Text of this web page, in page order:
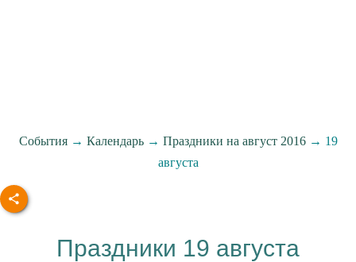
События→ Календарь→ Праздники на август 2016→ 19
августа
Праздники 19 августа